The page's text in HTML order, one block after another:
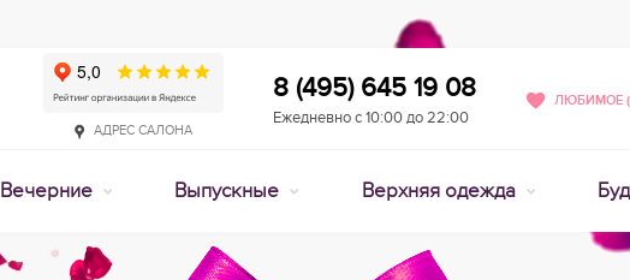
АДРЕС САЛОНА
8 (495) 645 19 08
Ежедневно с 10:00 до 22:00
ЛЮБИМОЕ
Вечерние Выпускные Верхняя одежда